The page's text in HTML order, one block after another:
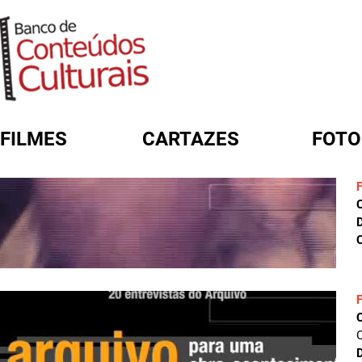
FILMES CARTAZES
FORMULÁRIO DE BUSCA